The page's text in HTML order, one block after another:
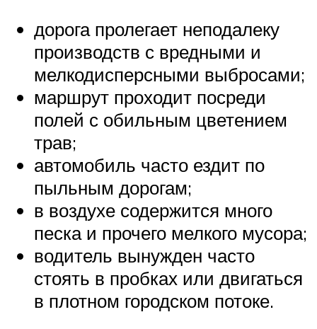
дорога пролегает неподалеку
производств с вредными и
мелкодисперсными выбросами;
маршрут проходит посреди
полей с обильным цветением
трав;
автомобиль часто ездит по
пыльным дорогам;
в воздухе содержится много
песка и прочего мелкого мусора;
водитель вынужден часто
стоять в пробках или двигаться
в плотном городском потоке.